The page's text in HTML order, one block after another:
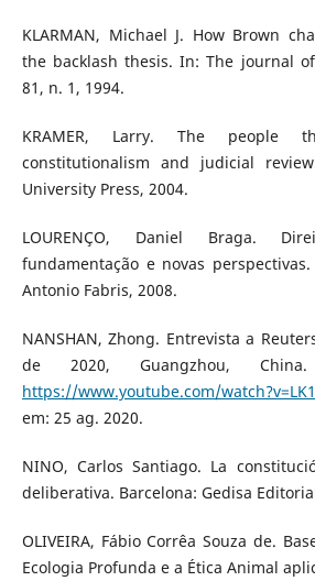
KLARMAN, Michael J. How Brown
the backlash thesis. In: The journal
81, n. 1, 1994.
KRAMER, Larry. The people
constitutionalism and judicial
University Press, 2004.
LOURENÇO, Daniel Braga.
fundamentação e novas
Antonio Fabris, 2008.
NANSHAN, Zhong. Entrevista a
de 2020, Guangzhou,
https://www.youtube.com/
em: 25 ag. 2020.
NINO, Carlos Santiago. La
deliberativa. Barcelona: Gedisa
OLIVEIRA, Fábio Corrêa Souza de.
Ecologia Profunda e a Ética Animal